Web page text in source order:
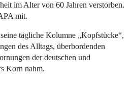
im Alter von 60 Jahren verstorben.
mit.
tägliche Kolumne „Kopfstücke“,
des Alltags, überbordenden
der deutschen und
Korn nahm.